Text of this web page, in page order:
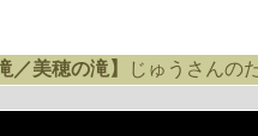
／美穂の滝】
じゅうさんの